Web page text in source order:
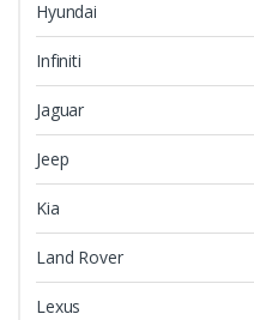
Hyundai
Infiniti
Jaguar
Jeep
Kia
Land Rover
Lexus